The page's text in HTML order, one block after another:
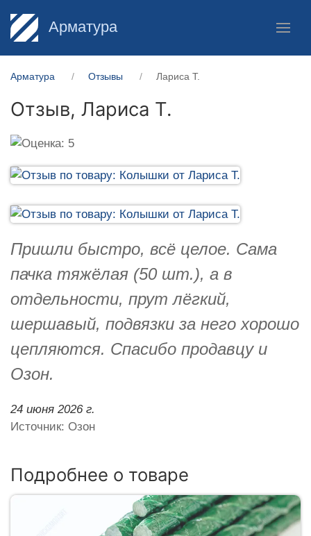
Арматура
Арматура Отзывы Лариса Т.
Отзыв, Лариса Т.
Пришли быстро, всё целое. Сама
пачка тяжёлая (50 шт.), а в
отдельности, прут лёгкий,
шершавый, подвязки за него хорошо
цепляются. Спасибо продавцу и
Озон.
24 июня 2026 г.
Источник: Озон
Подробнее о товаре